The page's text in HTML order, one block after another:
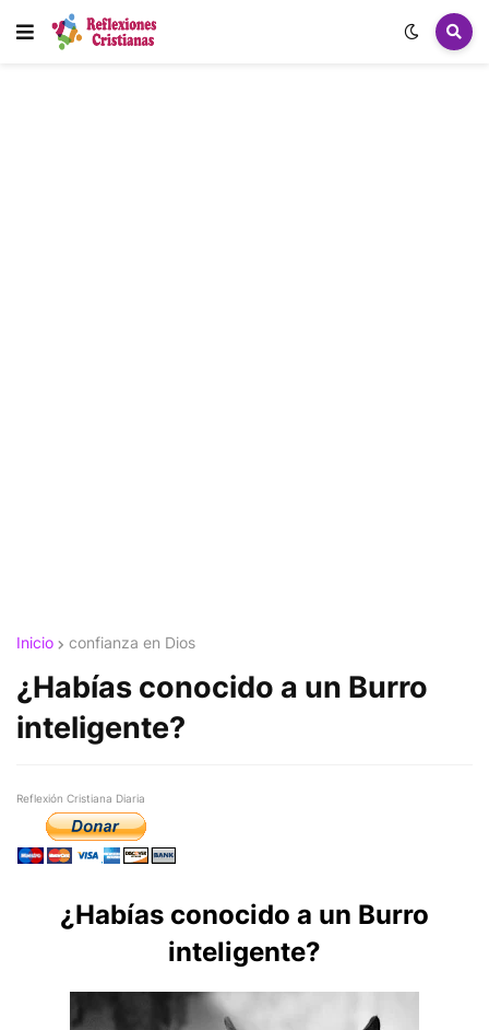
Inicio confianza en Dios
¿Habías conocido a un Burro
inteligente?
Reflexión Cristiana Diaria
¿Habías conocido a un Burro
inteligente?